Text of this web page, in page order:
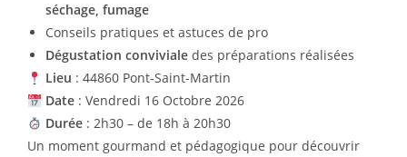
séchage, fumage
Conseils pratiques et astuces de pro
Dégustation conviviale des préparations réalisées
Lieu : 44860 Pont-Saint-Martin
Date: Vendredi 16 Octobre 2026
Durée: 2h30 – de 18h à 20h30
Un moment gourmand et pédagogique pour découvrir